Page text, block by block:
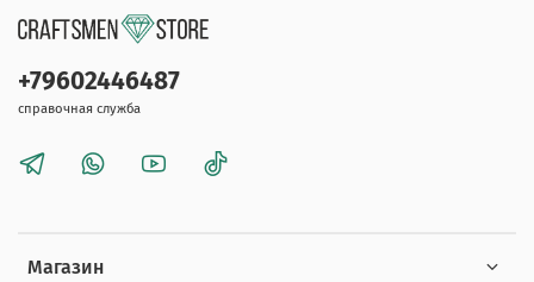
Магазин
+79602446487
справочная служба